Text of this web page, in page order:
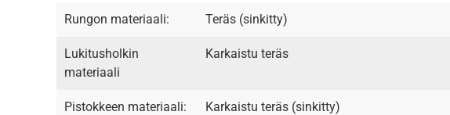
Rungon materiaali: Teräs (sinkitty)
Lukitusholkin
materiaali
Karkaistu teräs
Pistokkeen materiaali: Karkaistu teräs (sinkitty)